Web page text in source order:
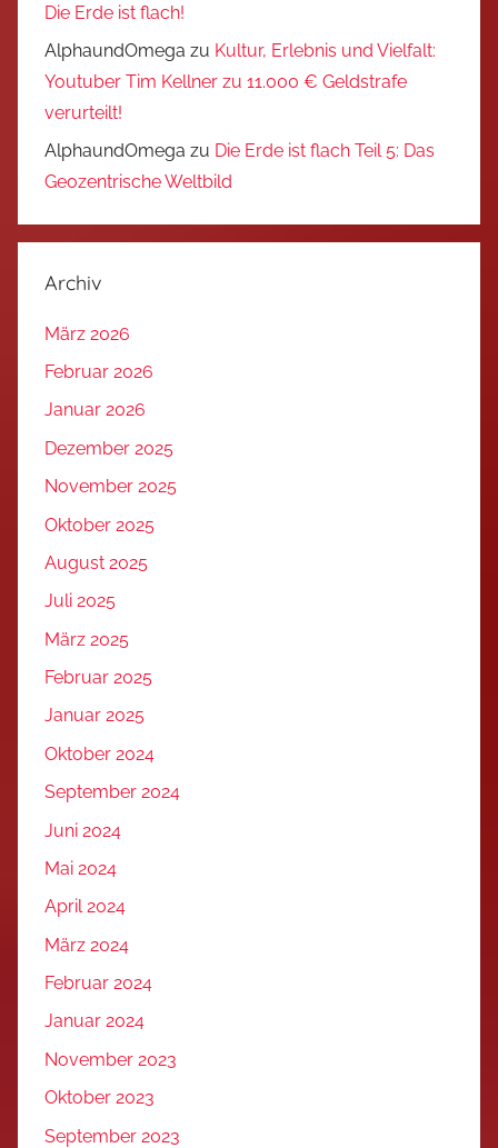
Die Erde ist flach!
AlphaundOmega zu Kultur, Erlebnis und Vielfalt:
Youtuber Tim Kellner zu 11.000 € Geldstrafe
verurteilt!
AlphaundOmega zu Die Erde ist flach Teil 5: Das
Geozentrische Weltbild
Archiv
März 2026
Februar 2026
Januar 2026
Dezember 2025
November 2025
Oktober 2025
August 2025
Juli 2025
März 2025
Februar 2025
Januar 2025
Oktober 2024
September 2024
Juni 2024
Mai 2024
April 2024
März 2024
Februar 2024
Januar 2024
November 2023
Oktober 2023
September 2023